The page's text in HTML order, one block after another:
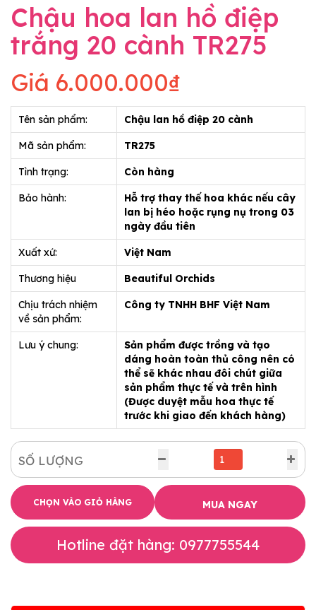
Chậu hoa lan hồ điệp
trắng 20 cành TR275
Giá 6.000.000₫
Tên sản phẩm: Chậu lan hồ điệp 20 cành
Mã sản phẩm: TR275
Tình trạng: Còn hàng
Bảo hành:
Hỗ trợ thay thế hoa khác nếu cây
lan bị héo hoặc rụng nụ trong 03
ngày đầu tiên
Xuất xứ: Việt Nam
Thương hiệu Beautiful Orchids
Chịu trách nhiệm
về sản phẩm:
Công ty TNHH BHF Việt Nam
Lưu ý chung:
Sản phẩm được trồng và tạo
dáng hoàn toàn thủ công nên có
thể sẽ khác nhau đôi chút giữa
sản phẩm thực tế và trên hình
(Được duyệt mẫu hoa thực tế
trước khi giao đến khách hàng)
SỐ LƯỢNG
CHỌN VÀO GIỎ HÀNG MUA NGAY
Hotline đặt hàng: 0977755544